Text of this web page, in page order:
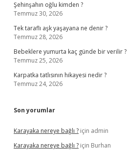
Şehinşahın oğlu kimden ?
Temmuz 30, 2026
Tek taraflı aşk yaşayana ne denir ?
Temmuz 28, 2026
Bebeklere yumurta kaç günde bir verilir ?
Temmuz 25, 2026
Karpatka tatlısının hikayesi nedir ?
Temmuz 24, 2026
Son yorumlar
Karayaka nereye bağlı ? için admin
Karayaka nereye bağlı ? için Burhan